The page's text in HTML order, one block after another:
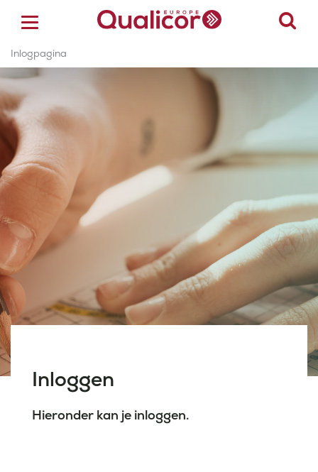
ACCREDITATIE
CERTIFICERING
ACADEMY
ZORGSECTOREN
OVER ONS
CONTACT
Inlogpagina
Inloggen
Hieronder kan je inloggen.